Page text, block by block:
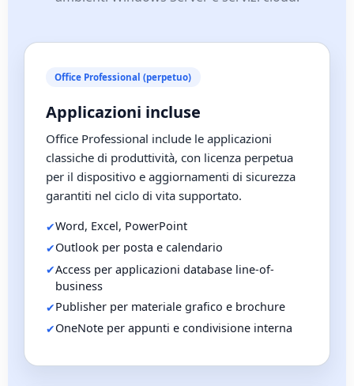
Office Professional (perpetuo)
Applicazioni incluse
Office Professional include le applicazioni
classiche di produttività, con licenza perpetua
per il dispositivo e aggiornamenti di sicurezza
garantiti nel ciclo di vita supportato.
Word, Excel, PowerPoint
Outlook per posta e calendario
Access per applicazioni database line-of-
business
Publisher per materiale grafico e brochure
OneNote per appunti e condivisione interna